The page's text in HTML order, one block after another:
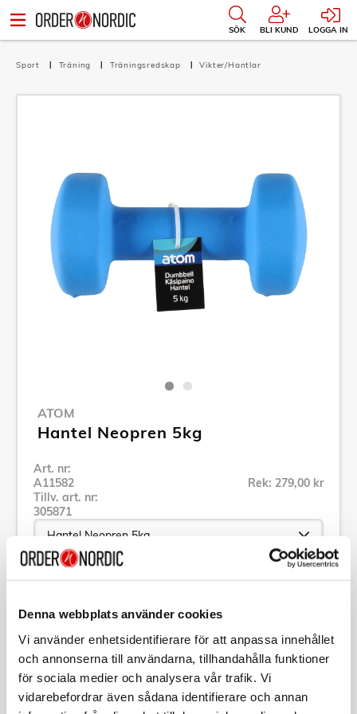
Denna webbplats använder cookies
Vi använder enhetsidentifierare för att anpassa innehållet
och annonserna till användarna, tillhandahålla funktioner
för sociala medier och analysera vår trafik. Vi
vidarebefordrar även sådana identifierare och annan
SÖK BLI KUND LOGGA IN
Sport Träning Träningsredskap Vikter/Hantlar
ATOM
Hantel Neopren 5kg
Art. nr:
A11582
Tillv. art. nr:
305871
Rek: 279,00 kr
Specifikation
Beskrivning